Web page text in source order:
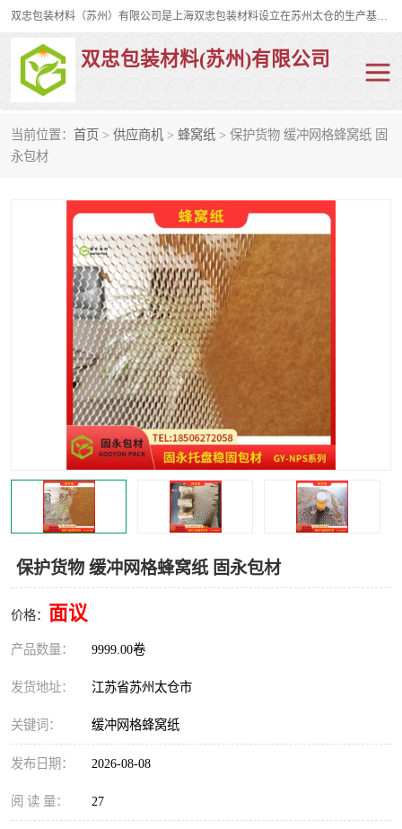
双忠包装材料（苏州）有限公司是上海双忠包装材料设立在苏州太仓的生产基地，占地约2万平米，产品主要有打孔缠绕膜，拉伸蜂窝纸，集装箱充气袋，滑托板，打包带，裹包网兜，防滑纸等箱体和托盘的运输和保护性包材。固永包材®，GooYon Pack®，是我们保护性包装材料的专属品牌。
双忠包装材料(苏州)有限公司
当前位置： 首页 > 供应商机 > 蜂窝纸 > 保护货物 缓冲网格蜂窝纸 固
永包材
保护货物 缓冲网格蜂窝纸 固永包材
价格： 面议
产品数量： 9999.00卷
发货地址： 江苏省苏州太仓市
关键词： 缓冲网格蜂窝纸
发布日期： 2026-08-08
阅 读 量： 27
打孔缠绕膜
裹包网兜 纤维打包带
充气袋
缠绕膜
托盘裹包网兜
托盘捆绑带